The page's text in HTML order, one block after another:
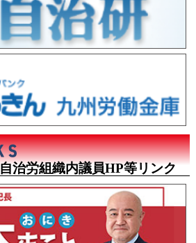
自治労組織内議員HP等リンク